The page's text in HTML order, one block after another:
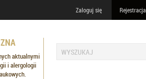
Zaloguj się Rejestracja
aktualnymi
i alergologii